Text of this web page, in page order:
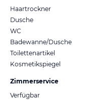
Haartrockner
Dusche
WC
Badewanne/Dusche
Toilettenartikel
Kosmetikspiegel
Zimmerservice
Verfügbar